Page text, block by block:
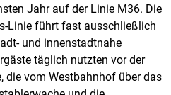
Jahr auf der Linie M36. Die
Linie führt fast ausschließlich
und innenstadtnahe
täglich nutzten vor der
die vom Westbahnhof über das